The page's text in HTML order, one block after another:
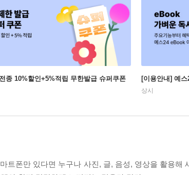
종 10%할인+5%적립 무한발급 슈퍼쿠폰 [이용안내] 예
상시
트폰만 있다면 누구나 사진, 글, 음성, 영상을 활용해